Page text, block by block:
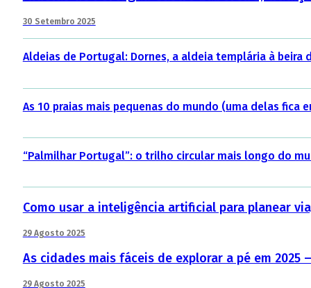
30 Setembro 2025
Aldeias de Portugal: Dornes, a aldeia templária à beira
As 10 praias mais pequenas do mundo (uma delas fica
“Palmilhar Portugal”: o trilho circular mais longo do
Como usar a inteligência artificial para planear
29 Agosto 2025
As cidades mais fáceis de explorar a pé em 2025
29 Agosto 2025